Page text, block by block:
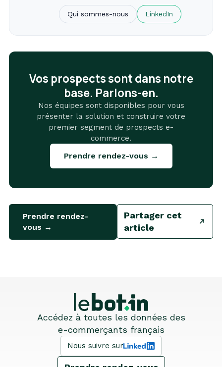
Qui sommes-nous LinkedIn
Vos prospects sont dans notre
base. Parlons-en.
Nos équipes sont disponibles pour vous
présenter la solution et construire votre
premier segment de prospects e-
commerce.
Prendre rendez-vous →
Prendre rendez-
vous →
Partager cet
article
Accédez à toutes les données des
e-commerçants français
Nous suivre sur